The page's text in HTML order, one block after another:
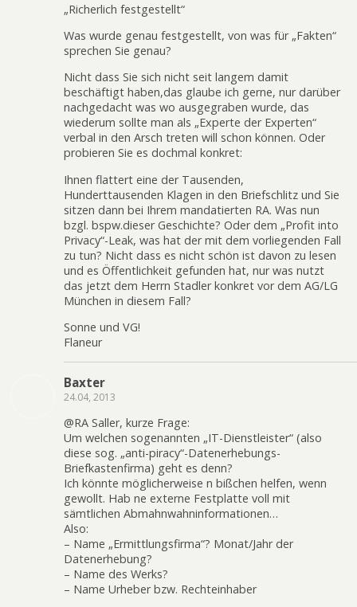
„Richerlich festgestellt“
Was wurde genau festgestellt, von was für „Fakten“
sprechen Sie genau?
Nicht dass Sie sich nicht seit langem damit
beschäftigt haben,das glaube ich gerne, nur darüber
nachgedacht was wo ausgegraben wurde, das
wiederum sollte man als „Experte der Experten“
verbal in den Arsch treten will schon können. Oder
probieren Sie es dochmal konkret:
Ihnen flattert eine der Tausenden,
Hunderttausenden Klagen in den Briefschlitz und Sie
sitzen dann bei Ihrem mandatierten RA. Was nun
bzgl. bspw.dieser Geschichte? Oder dem „Profit into
Privacy“-Leak, was hat der mit dem vorliegenden Fall
zu tun? Nicht dass es nicht schön ist davon zu lesen
und es Öffentlichkeit gefunden hat, nur was nutzt
das jetzt dem Herrn Stadler konkret vor dem AG/LG
München in diesem Fall?
Sonne und VG!
Flaneur
Baxter
24.04, 2013
@RA Saller, kurze Frage:
Um welchen sogenannten „IT-Dienstleister“ (also
diese sog. „anti-piracy“-Datenerhebungs-
Briefkastenfirma) geht es denn?
Ich könnte möglicherweise n bißchen helfen, wenn
gewollt. Hab ne externe Festplatte voll mit
sämtlichen Abmahnwahninformationen…
Also:
– Name „Ermittlungsfirma“? Monat/Jahr der
Datenerhebung?
– Name des Werks?
– Name Urheber bzw. Rechteinhaber